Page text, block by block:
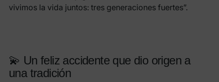
vivimos la vida juntos: tres generaciones fuertes”.
💫 Un feliz accidente que dio origen a
una tradición